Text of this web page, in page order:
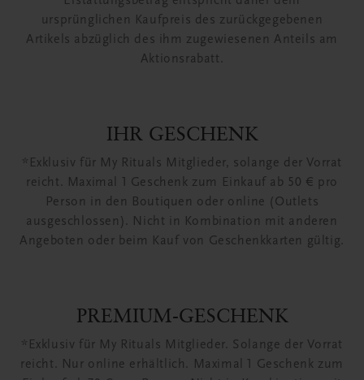
ursprünglichen Kaufpreis des zurückgegebenen
Artikels abzüglich des ihm zugewiesenen Anteils am
Aktionsrabatt.
IHR GESCHENK
*Exklusiv für My Rituals Mitglieder, solange der Vorrat
reicht. Maximal 1 Geschenk zum Einkauf ab 50 € pro
Person in den Boutiquen oder online (Outlets
ausgeschlossen). Nicht in Kombination mit anderen
Angeboten oder beim Kauf von Geschenkkarten gültig.
PREMIUM-GESCHENK
*Exklusiv für My Rituals Mitglieder. Solange der Vorrat
reicht. Nur online erhältlich. Maximal 1 Geschenk zum